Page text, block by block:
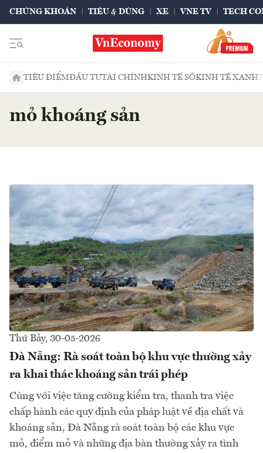
CHỨNG KHOÁN TIÊU & DÙNG XE VNE TV TECH
TIÊU ĐIỂMĐẦU TƯTÀI CHÍNHKINH TẾ SỐKINH TẾ XANH
mỏ khoáng sản
Thứ Bảy, 30-05-2026
Đà Nẵng: Rà soát toàn bộ khu vực thường xảy
ra khai thác khoáng sản trái phép
Cùng với việc tăng cường kiểm tra, thanh tra việc
chấp hành các quy định của pháp luật về địa chất và
khoáng sản, Đà Nẵng rà soát toàn bộ các khu vực
mỏ, điểm mỏ và những địa bàn thường xảy ra tình